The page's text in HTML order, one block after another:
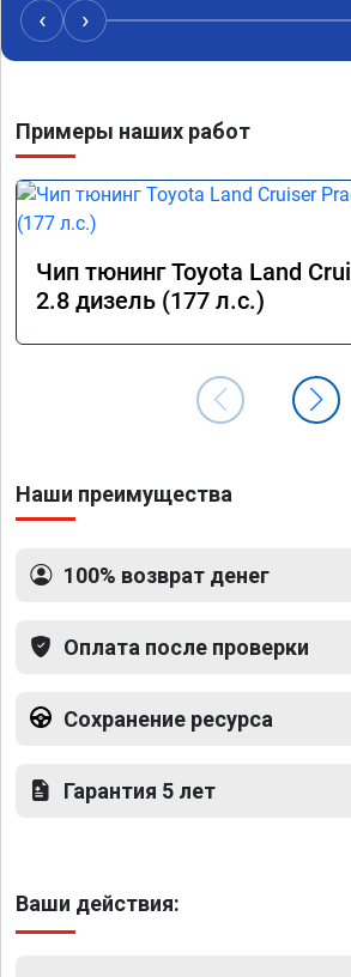
провалы. Расход топлива остался
динамика улучшилась. Советую этот
всем. Спасибо!!!
‹ ›
Примеры наших работ
Чип тюнинг Toyota Land
2.8 дизель (177 л.с.)
Наши преимущества
100% возврат денег
Оплата после проверки
Сохранение ресурса
Гарантия 5 лет
Ваши действия: